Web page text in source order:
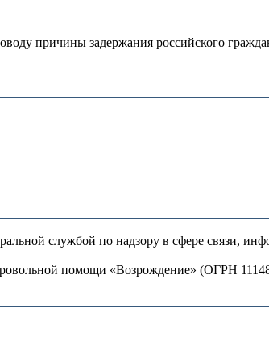
причины задержания российского
службой по надзору в сфере связи,
помощи «Возрождение» (ОГРН